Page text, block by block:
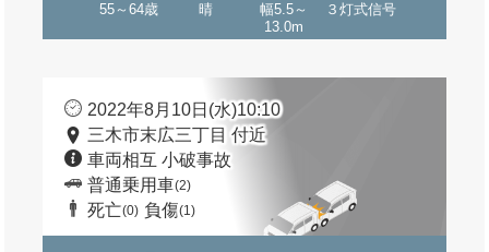
55～64歳 晴
幅5.5～
13.0m
３灯式信号
2022年8月10日(水)10:10
三木市末広三丁目 付近
車両相互 小破事故
普通乗用車(2)
死亡(0) 負傷(1)